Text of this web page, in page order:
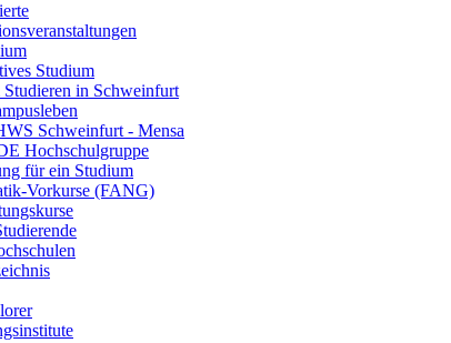
Studium
in Schweinfurt
Schweinfurt - Mensa
Hochschulgruppe
für ein Studium
Vorkurse (FANG)